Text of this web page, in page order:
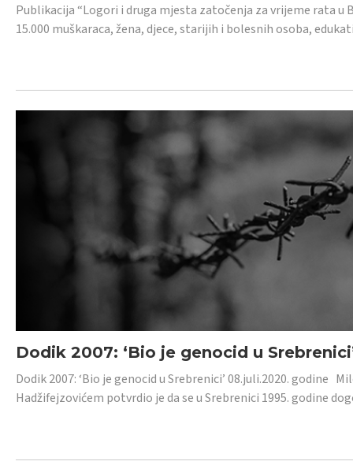
Publikacija “Logori i druga mjesta zatočenja za vrijeme rata u
15.000 muškaraca, žena, djece, starijih i bolesnih osoba,
Dodik 2007: ‘Bio je genocid u
Dodik 2007: ‘Bio je genocid u Srebrenici’ 08.juli.2020. godine
Hadžifejzovićem potvrdio je da se u Srebrenici 1995. godine